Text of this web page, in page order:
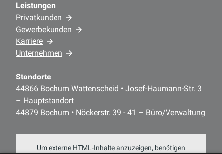
Leistungen
Privatkunden
Gewerbekunden
Karriere
Unternehmen
Standorte
44866 Bochum Wattenscheid • Josef-Haumann-Str. 3
– Hauptstandort
44879 Bochum • Nöckerstr. 39 - 41 – Büro/Verwaltung
Um externe HTML-Inhalte anzuzeigen, benötigen